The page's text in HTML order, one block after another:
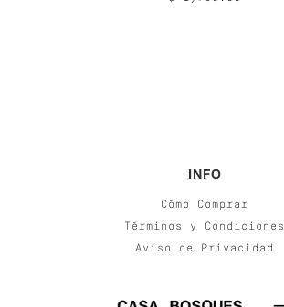
INFO
Cómo Comprar
Términos y Condiciones
Aviso de Privacidad